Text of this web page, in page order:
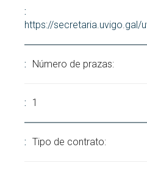
https://
Número de prazas:
1
Tipo de contrato: